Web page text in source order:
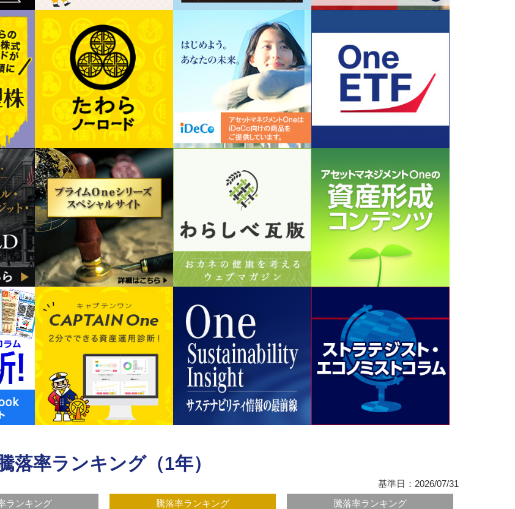
落率ランキング（1年）
基準日：2026/07/31
ランキング 騰落率ランキング 騰落率ランキング